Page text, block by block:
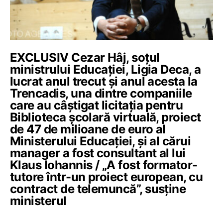
EXCLUSIV Cezar Hâj, soțul
ministrului Educației, Ligia Deca, a
lucrat anul trecut și anul acesta la
Trencadis, una dintre companiile
care au câștigat licitația pentru
Biblioteca școlară virtuală, proiect
de 47 de milioane de euro al
Ministerului Educației, și al cărui
manager a fost consultant al lui
Klaus Iohannis / „A fost formator-
tutore într-un proiect european, cu
contract de telemuncă”, susține
ministerul